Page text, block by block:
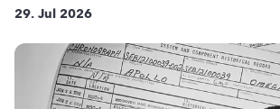
29. Jul 2026